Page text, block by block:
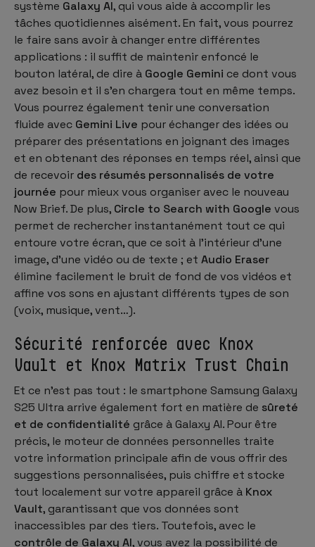
système Galaxy AI, qui vous aide à accomplir les
tâches quotidiennes aisément. En fait, vous pourrez
le faire sans avoir à changer entre différentes
applications : il suffit de maintenir enfoncé le
bouton latéral, de dire à Google Gemini ce dont vous
avez besoin et il s'en chargera tout en même temps.
Vous pourrez également tenir une conversation
fluide avec Gemini Live pour échanger des idées ou
préparer des présentations en joignant des images
et en obtenant des réponses en temps réel, ainsi que
de recevoir des résumés personnalisés de votre
journée pour mieux vous organiser avec le nouveau
Now Brief. De plus, Circle to Search with Google vous
permet de rechercher instantanément tout ce qui
entoure votre écran, que ce soit à l'intérieur d'une
image, d'une vidéo ou de texte ; et Audio Eraser
élimine facilement le bruit de fond de vos vidéos et
affine vos sons en ajustant différents types de son
(voix, musique, vent…).
Sécurité renforcée avec Knox
Vault et Knox Matrix Trust Chain
Et ce n'est pas tout : le smartphone Samsung Galaxy
S25 Ultra arrive également fort en matière de sûreté
et de confidentialité grâce à Galaxy AI. Pour être
précis, le moteur de données personnelles traite
votre information principale afin de vous offrir des
suggestions personnalisées, puis chiffre et stocke
tout localement sur votre appareil grâce à Knox
Vault, garantissant que vos données sont
inaccessibles par des tiers. Toutefois, avec le
contrôle de Galaxy AI, vous avez la possibilité de